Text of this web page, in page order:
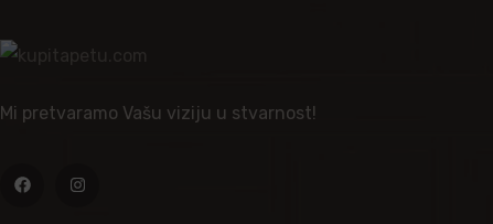
Mi pretvaramo Vašu viziju u stvarnost!